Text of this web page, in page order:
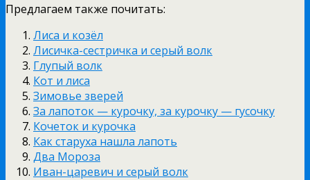
Предлагаем также почитать:
Лиса и козёл
Лисичка-сестричка и серый волк
Глупый волк
Кот и лиса
Зимовье зверей
За лапоток — курочку, за курочку — гусочку
Кочеток и курочка
Как старуха нашла лапоть
Два Мороза
Иван-царевич и серый волк